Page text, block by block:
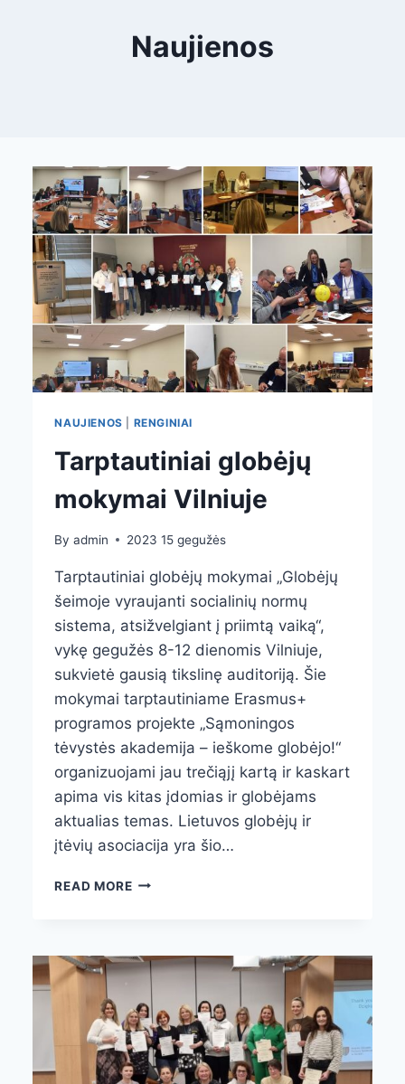
Naujienos
NAUJIENOS RENGINIAI
Tarptautiniai globėjų
mokymai Vilniuje
By admin 2023 15 gegužės
Tarptautiniai globėjų mokymai „Globėjų
šeimoje vyraujanti socialinių normų
sistema, atsižvelgiant į priimtą vaiką“,
vykę gegužės 8-12 dienomis Vilniuje,
sukvietė gausią tikslinę auditoriją. Šie
mokymai tarptautiniame Erasmus+
programos projekte „Sąmoningos
tėvystės akademija – ieškome globėjo!“
organizuojami jau trečiąjį kartą ir kaskart
apima vis kitas įdomias ir globėjams
aktualias temas. Lietuvos globėjų ir
įtėvių asociacija yra šio…
READ MORETARPTAUTINIAI